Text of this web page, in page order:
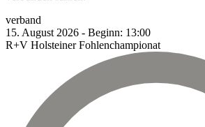
verband
15. August 2026 - Beginn: 13:00
R+V Holsteiner Fohlenchampionat